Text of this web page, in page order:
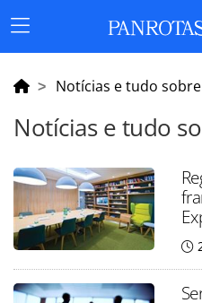
Menu
Principal
Notícias e tudo sobre
Notícias e tudo